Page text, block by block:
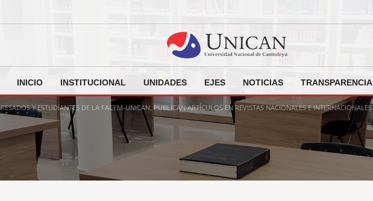
INICIO INSTITUCIONAL UNIDADES EJES NOTICIAS TRANSPARENCIA
Y ESTUDIANTES DE LA FACEM-UNICAN, PUBLICAN ARTÍCULOS EN REVISTAS NACIONALES E INTERNACIONALES